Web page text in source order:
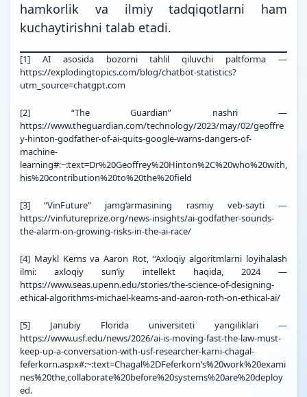
hamkorlik va ilmiy tadqiqotlarni ham
kuchaytirishni talab etadi.
[1] AI asosida bozorni tahlil qiluvchi paltforma —
https://explodingtopics.com/blog/chatbot-statistics?
utm_source=chatgpt.com
[2] “The Guardian” nashri —
https://www.theguardian.com/technology/2023/may/02/geoffre
y-hinton-godfather-of-ai-quits-google-warns-dangers-of-
machine-
learning#:~:text=Dr%20Geoffrey%20Hinton%2C%20who%20with,
his%20contribution%20to%20the%20field
[3] “VinFuture” jamg‘armasining rasmiy veb-sayti —
https://vinfutureprize.org/news-insights/ai-godfather-sounds-
the-alarm-on-growing-risks-in-the-ai-race/
[4] Maykl Kerns va Aaron Rot, “Axloqiy algoritmlarni loyihalash
ilmi: axloqiy sun’iy intellekt haqida, 2024 —
https://www.seas.upenn.edu/stories/the-science-of-designing-
ethical-algorithms-michael-kearns-and-aaron-roth-on-ethical-ai/
[5] Janubiy Florida universiteti yangiliklari —
https://www.usf.edu/news/2026/ai-is-moving-fast-the-law-must-
keep-up-a-conversation-with-usf-researcher-karni-chagal-
feferkorn.aspx#:~:text=Chagal%2DFeferkorn’s%20work%20exami
nes%20the,collaborate%20before%20systems%20are%20deploy
ed.